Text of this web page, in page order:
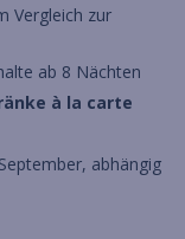
Vergleich zur
ab 8 Nächten
à la carte
abhängig